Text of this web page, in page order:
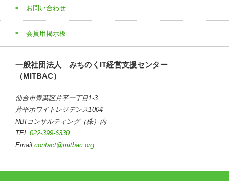
お問い合わせ
会員用掲示板
一般社団法人 みちのくIT経営支援センター
（MITBAC）
仙台市青葉区片平一丁目1-3
片平ホワイトレジデンス1004
NBIコンサルティング（株）内
TEL:022-399-6330
Email:contact@mitbac.org